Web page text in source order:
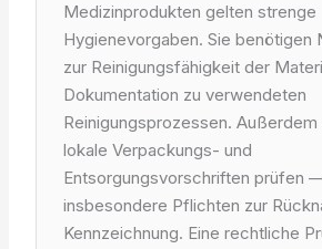
Medizinprodukten gelten strenge
Hygienevorgaben. Sie benötigen
zur Reinigungsfähigkeit der
Dokumentation zu verwendeten
Reinigungsprozessen. Außerdem
lokale Verpackungs- und
Entsorgungsvorschriften prüfen
insbesondere Pflichten zur
Kennzeichnung. Eine rechtliche